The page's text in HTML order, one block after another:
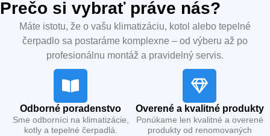
Prečo si vybrať práve nás?
Máte istotu, že o vašu klimatizáciu, kotol alebo tepelné
čerpadlo sa postaráme komplexne – od výberu až po
profesionálnu montáž a pravidelný servis.
Odborné poradenstvo
Sme odborníci na klimatizácie,
kotly a tepelné čerpadlá.
Overené a kvalitné produkty
Ponúkame len kvalitné a overené
produkty od renomovaných